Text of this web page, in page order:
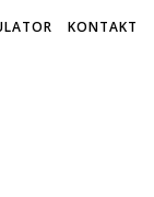
KONTAKT